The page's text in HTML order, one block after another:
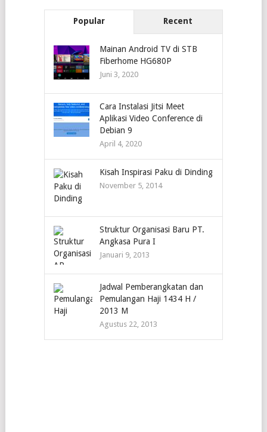
Popular Recent
Mainan Android TV di STB
Fiberhome HG680P
Juni 3, 2020
Cara Instalasi Jitsi Meet
Aplikasi Video Conference di
Debian 9
April 4, 2020
Kisah Inspirasi Paku di Dinding
November 5, 2014
Struktur Organisasi Baru PT.
Angkasa Pura I
Januari 9, 2013
Jadwal Pemberangkatan dan
Pemulangan Haji 1434 H /
2013 M
Agustus 22, 2013